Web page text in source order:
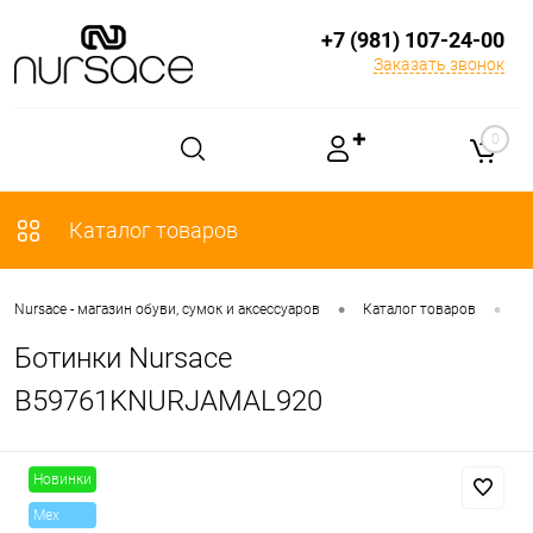
+7 (981) 107-24-00
Заказать звонок
✚ 0
Каталог товаров
Nursace - магазин обуви, сумок и аксессуаров • Каталог товаров •
Ботинки Nursace
B59761KNURJAMAL920
Новинки
Mex